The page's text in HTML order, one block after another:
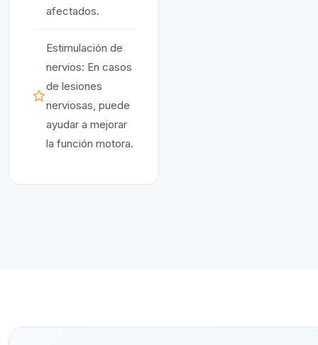
afectados.
Estimulación de
nervios: En casos
de lesiones
nerviosas, puede
ayudar a mejorar
la función motora.